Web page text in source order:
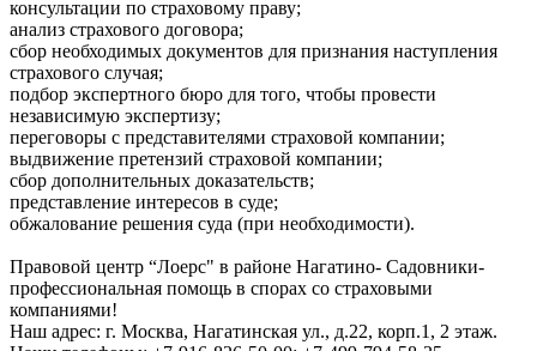
консультации по страховому праву;
анализ страхового договора;
сбор необходимых документов для признания наступления
страхового случая;
подбор экспертного бюро для того, чтобы провести
независимую экспертизу;
переговоры с представителями страховой компании;
выдвижение претензий страховой компании;
сбор дополнительных доказательств;
представление интересов в суде;
обжалование решения суда (при необходимости).
Правовой центр “Лоерс" в районе Нагатино- Садовники-
профессиональная помощь в спорах со страховыми
компаниями!
Наш адрес: г. Москва, Нагатинская ул., д.22, корп.1, 2 этаж.